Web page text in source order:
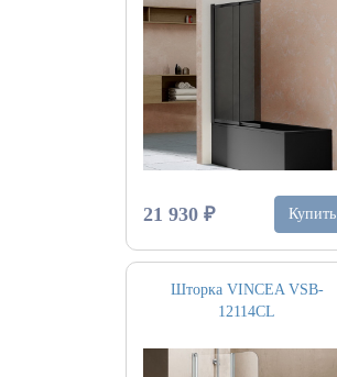
21 930 ₽ Купить
Шторка VINCEA VSB-
12114CL